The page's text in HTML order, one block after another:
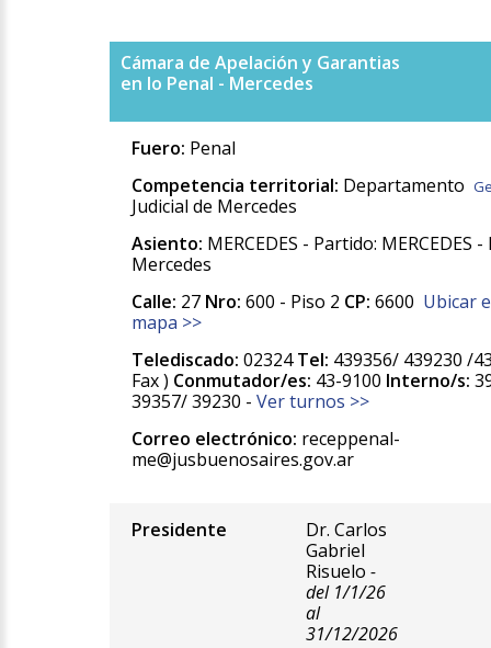
Cámara de Apelación y Garantias
en lo Penal - Mercedes
Fuero: Penal
Competencia territorial: Departamento
Judicial de Mercedes
Asiento: MERCEDES - Partido: MERCEDES
Mercedes
Calle: 27 Nro: 600 - Piso 2 CP: 6600 Ubicar
mapa >>
Telediscado: 02324Tel: 439356/ 439230 /
Fax ) Conmutador/es: 43-9100 Interno/s:
39357/ 39230 - Ver turnos >>
Correo electrónico: receppenal-
me@jusbuenosaires.gov.ar
Presidente
Dr. Carlos
Gabriel
Risuelo -
del 1/1/26
al
31/12/2026